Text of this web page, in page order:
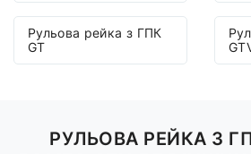
Рульова рейка з ГПК
GT
РУЛЬОВА РЕЙКА З